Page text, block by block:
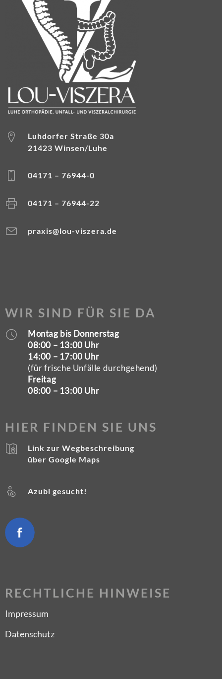
Luhdorfer Straße 30a
21423 Winsen/Luhe
04171 – 76944-0
04171 – 76944-22
praxis@lou-viszera.de
WIR SIND FÜR SIE DA
Montag bis Donnerstag
08:00 – 13:00 Uhr
14:00 – 17:00 Uhr
(für frische Unfälle durchgehend)
Freitag
08:00 – 13:00 Uhr
HIER FINDEN SIE UNS
Link zur Wegbeschreibung
über Google Maps
Azubi gesucht!
RECHTLICHE HINWEISE
Impressum
Datenschutz